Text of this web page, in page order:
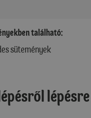
található:
sütemények
lépésre